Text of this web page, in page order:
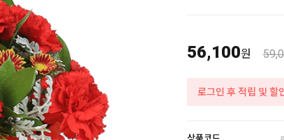
56,100원
로그인 후 적립 및 할